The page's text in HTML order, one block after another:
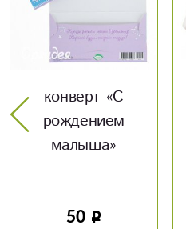
Мягкая
игрушка зайка
с персиком
950